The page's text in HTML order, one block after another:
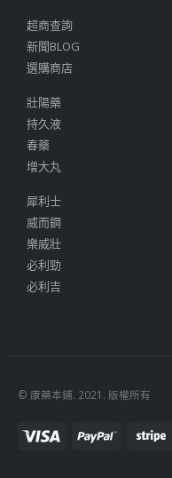
超商查詢
新聞BLOG
選購商店
壯陽藥
持久液
春藥
增大丸
犀利士
威而鋼
樂威壯
必利勁
必利吉
© 康藥本鋪. 2021. 版權所有